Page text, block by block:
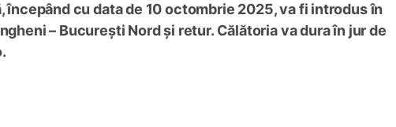
începând cu data de 10 octombrie 2025, va fi introdus în
– București Nord și retur. Călătoria va dura în jur de